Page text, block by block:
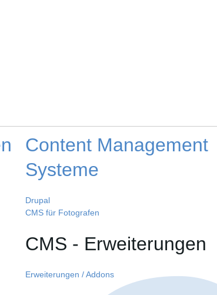
Content Management
Systeme
Drupal
CMS für Fotografen
CMS - Erweiterungen
Erweiterungen / Addons